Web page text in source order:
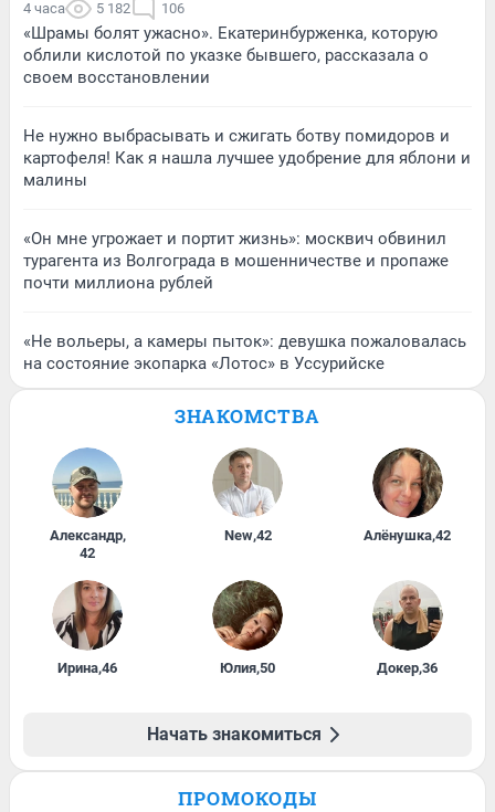
4 часа 5 182 106
«Шрамы болят ужасно». Екатеринбурженка, которую
облили кислотой по указке бывшего, рассказала о
своем восстановлении
Не нужно выбрасывать и сжигать ботву помидоров и
картофеля! Как я нашла лучшее удобрение для яблони и
малины
«Он мне угрожает и портит жизнь»: москвич обвинил
турагента из Волгограда в мошенничестве и пропаже
почти миллиона рублей
«Не вольеры, а камеры пыток»: девушка пожаловалась
на состояние экопарка «Лотос» в Уссурийске
ЗНАКОМСТВА
Александр,
42
New,42 Алёнушка,42
Ирина,46 Юлия,50 Докер,36
Начать знакомиться
ПРОМОКОДЫ